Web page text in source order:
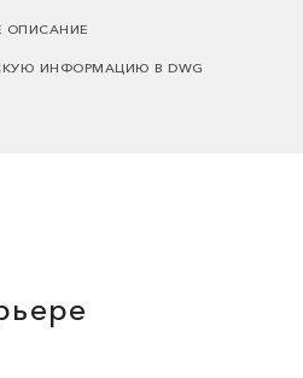
ОПИСАНИЕ
ИНФОРМАЦИЮ В DWG